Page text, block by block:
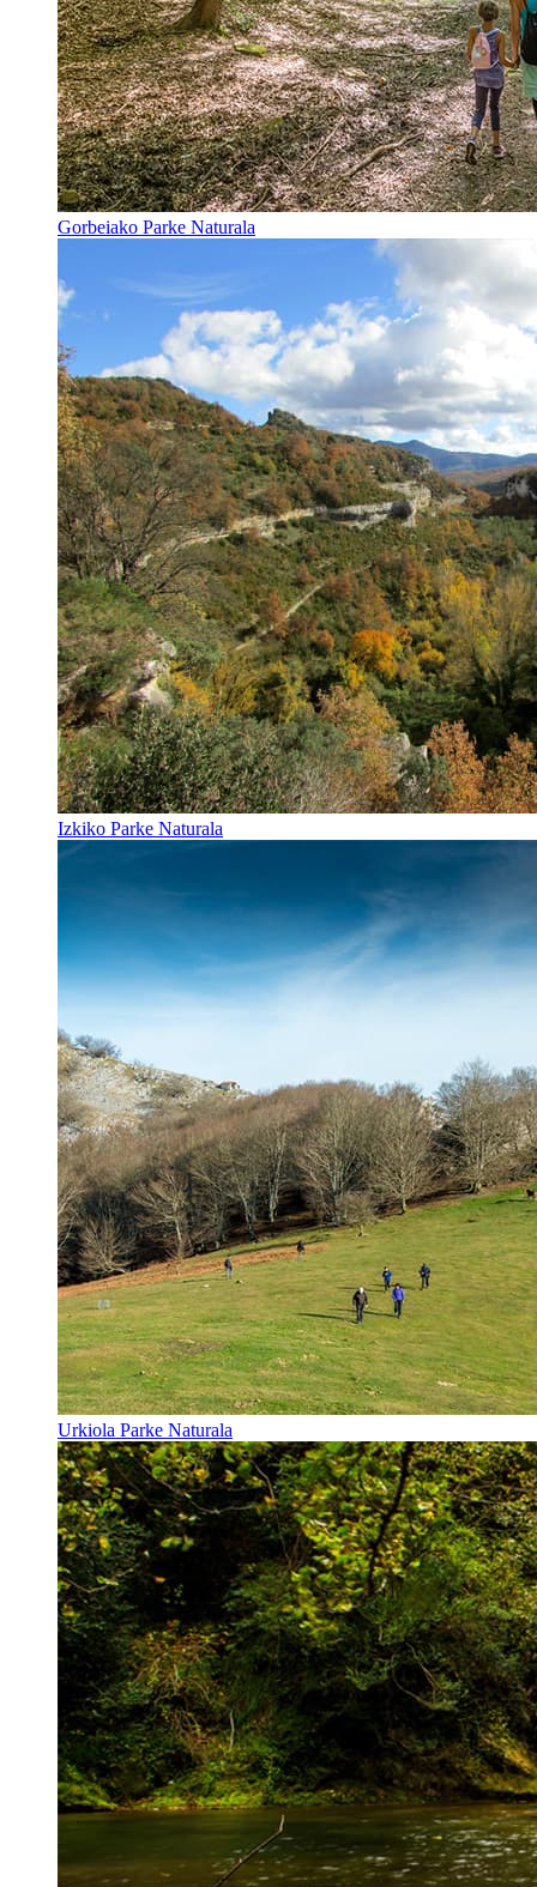
Gorbeiako Parke Naturala
Izkiko Parke Naturala
Urkiola Parke Naturala